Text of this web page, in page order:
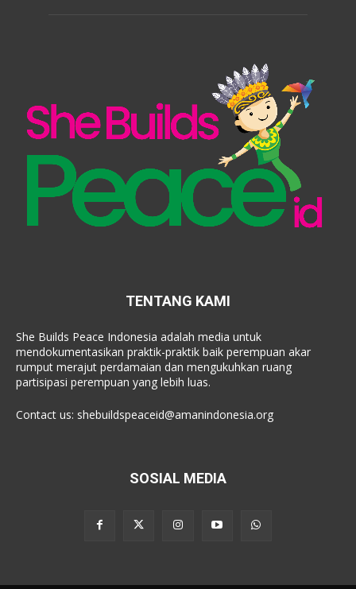
TENTANG KAMI
She Builds Peace Indonesia adalah media untuk
mendokumentasikan praktik-praktik baik perempuan akar
rumput merajut perdamaian dan mengukuhkan ruang
partisipasi perempuan yang lebih luas.
Contact us: shebuildspeaceid@amanindonesia.org
SOSIAL MEDIA